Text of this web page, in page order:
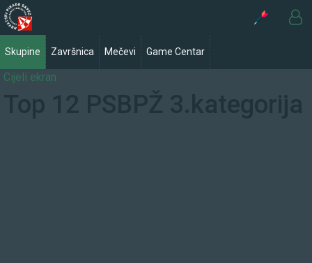
Skupine Završnica Mečevi Game Centar
Cijeli ekran
Top 12 PSBPŽ 3.kategorija